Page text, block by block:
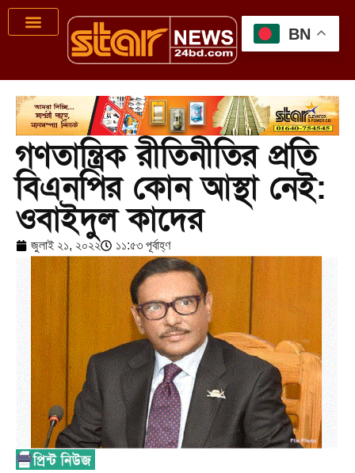
গণতান্ত্রিক রীতিনীতির প্রতি
বিএনপির কোন আস্থা নেই:
ওবাইদুল কাদের
জুলাই ২১, ২০২২ ১১:৫৩ পূর্বাহ্ণ
BN